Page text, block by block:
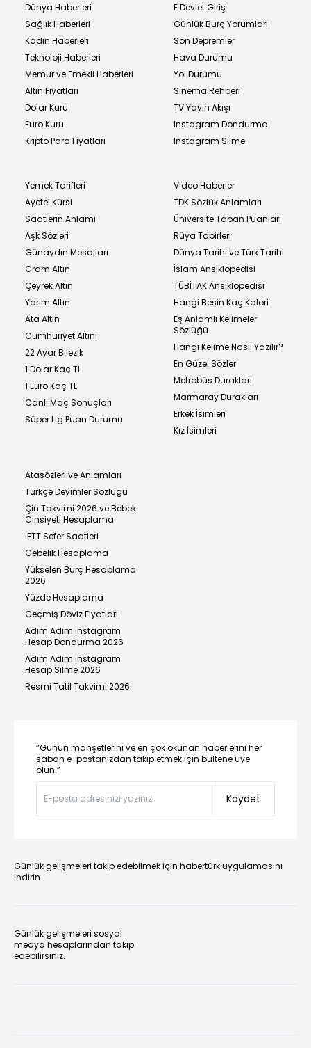
Dünya Haberleri
Sağlık Haberleri
Kadın Haberleri
Teknoloji Haberleri
Memur ve Emekli Haberleri
Altın Fiyatları
Dolar Kuru
Euro Kuru
Kripto Para Fiyatları
E Devlet Giriş
Günlük Burç Yorumları
Son Depremler
Hava Durumu
Yol Durumu
Sinema Rehberi
TV Yayın Akışı
Instagram Dondurma
Instagram Silme
Yemek Tarifleri
Ayetel Kürsi
Saatlerin Anlamı
Aşk Sözleri
Günaydın Mesajları
Gram Altın
Çeyrek Altın
Yarım Altın
Ata Altın
Cumhuriyet Altını
22 Ayar Bilezik
1 Dolar Kaç TL
1 Euro Kaç TL
Canlı Maç Sonuçları
Süper Lig Puan Durumu
Video Haberler
TDK Sözlük Anlamları
Üniversite Taban Puanları
Rüya Tabirleri
Dünya Tarihi ve Türk Tarihi
İslam Ansiklopedisi
TÜBİTAK Ansiklopedisi
Hangi Besin Kaç Kalori
Eş Anlamlı Kelimeler
Sözlüğü
Hangi Kelime Nasıl Yazılır?
En Güzel Sözler
Metrobüs Durakları
Marmaray Durakları
Erkek İsimleri
Kız İsimleri
Atasözleri ve Anlamları
Türkçe Deyimler Sözlüğü
Çin Takvimi 2026 ve Bebek
Cinsiyeti Hesaplama
İETT Sefer Saatleri
Gebelik Hesaplama
Yükselen Burç Hesaplama
2026
Yüzde Hesaplama
Geçmiş Döviz Fiyatları
Adım Adım Instagram
Hesap Dondurma 2026
Adım Adım Instagram
Hesap Silme 2026
Resmi Tatil Takvimi 2026
“Günün manşetlerini ve en çok okunan haberlerini her
sabah e-postanızdan takip etmek için bültene üye
olun.”
Kaydet
Günlük gelişmeleri takip edebilmek için habertürk uygulamasını
indirin
Günlük gelişmeleri sosyal
medya hesaplarından takip
edebilirsiniz.